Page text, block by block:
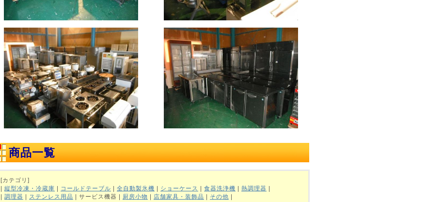
商品一覧
[カテゴリ]
| 縦型冷凍・冷蔵庫 | コールドテーブル | 全自動製氷機 | ショーケース | 食器洗浄機 | 熱調理器 |
| 調理器 | ステンレス用品 | サービス機器 | 厨房小物 | 店舗家具・装飾品 | その他 |